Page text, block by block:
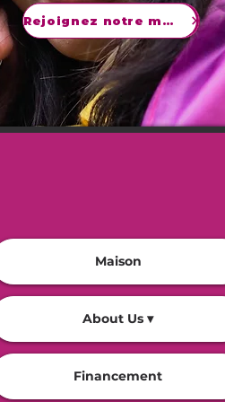
Rejoignez notre mouvement
Maison
About Us ▾
Financement